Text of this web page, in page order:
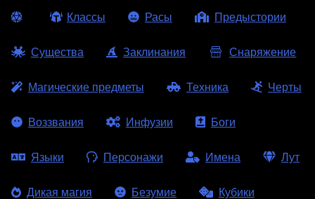
Классы Расы Предыстории
Существа Заклинания Снаряжение
Магические предметы Техника Черты
Воззвания Инфузии Боги
Языки Персонажи Имена Лут
Дикая магия Безумие Кубики